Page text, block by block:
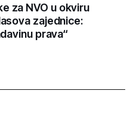
za NVO u okviru
zajednice:
prava“